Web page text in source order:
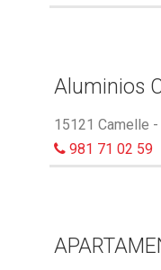
Aluminios
15121 Camelle
981 71 02 59